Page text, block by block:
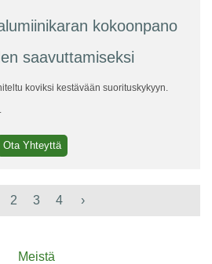
kokoonpano
saavuttamiseksi
koviksi kestävään suorituskykyyn.
Ota Yhteyttä
2 3 4 ›
Meistä